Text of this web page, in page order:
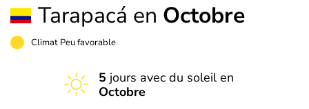
Tarapacá en Octobre
Climat Peu favorable
5 jours avec du soleil en
Octobre